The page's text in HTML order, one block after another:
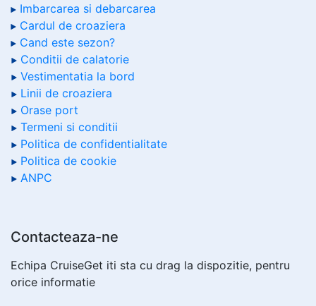
Imbarcarea si debarcarea
Cardul de croaziera
Cand este sezon?
Conditii de calatorie
Vestimentatia la bord
Linii de croaziera
Orase port
Termeni si conditii
Politica de confidentialitate
Politica de cookie
ANPC
Contacteaza-ne
Echipa CruiseGet iti sta cu drag la dispozitie, pentru
orice informatie